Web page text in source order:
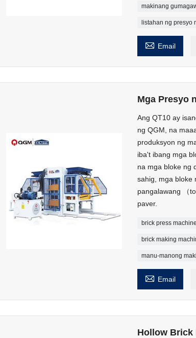
makinang
listahan ng presyo
 Email
Mga Presyo
Ang QT10 ay
ng QGM, na
produksyon ng
iba't ibang mga
na mga bloke ng
sahig, mga bloke
pangalawang （
paver.
brick press machine
brick making
manu-manong
 Email
Hollow Brick